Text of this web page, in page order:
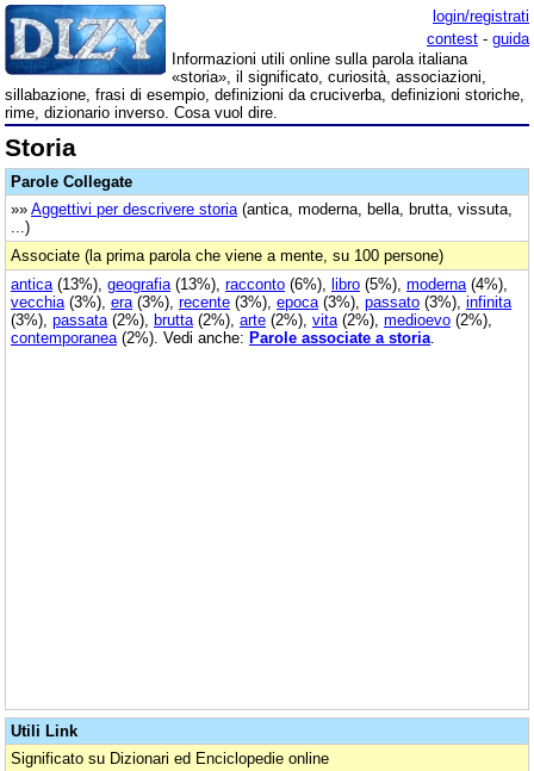
login/registrati
contest - guida
Informazioni utili online sulla parola italiana
«storia», il significato, curiosità, associazioni,
sillabazione, frasi di esempio, definizioni da cruciverba, definizioni storiche,
rime, dizionario inverso. Cosa vuol dire.
Storia
Parole Collegate
»» Aggettivi per descrivere storia (antica, moderna, bella, brutta, vissuta,
...)
Associate (la prima parola che viene a mente, su 100 persone)
antica (13%), geografia (13%), racconto (6%), libro (5%), moderna (4%),
vecchia (3%), era (3%), recente (3%), epoca (3%), passato (3%), infinita
(3%), passata (2%), brutta (2%), arte (2%), vita (2%), medioevo (2%),
contemporanea (2%). Vedi anche: Parole associate a storia
Utili Link
Significato su Dizionari ed Enciclopedie online